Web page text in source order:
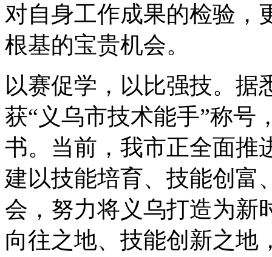
对自身工作成果的检验，
根基的宝贵机会。
以赛促学，以比强技。据
获“义乌市技术能手”称号
书。当前，我市正全面推
建以技能培育、技能创富
会，努力将义乌打造为新
向往之地、技能创新之地